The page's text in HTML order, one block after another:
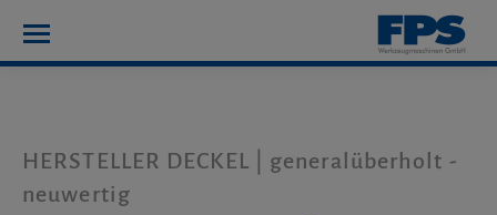
HERSTELLER DECKEL | generalüberholt -
neuwertig